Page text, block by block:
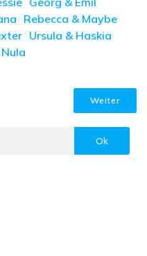
Rebecca & Maybe
Ursula & Haskia
Weiter
Ok